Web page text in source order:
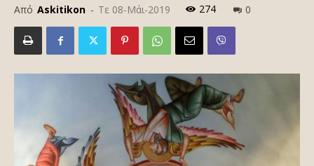
Από Askitikon - Τε 08-Μάι-2019 274 0